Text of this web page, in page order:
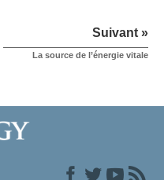
Suivant »
La source de l’énergie vitale